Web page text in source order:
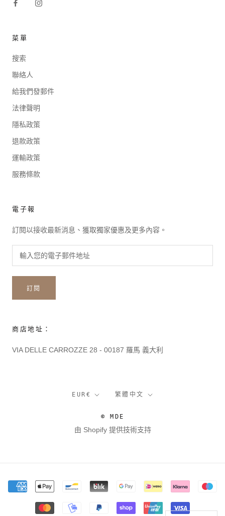
菜單
搜索
聯絡人
給我們發郵件
法律聲明
隱私政策
退款政策
運輸政策
服務條款
電子報
訂閱以接收最新消息、獲取獨家優惠及更多內容。
訂閱
商店地址：
VIA DELLE CARROZZE 28 - 00187 羅馬 義大利
貨
EUR€
語
繁體中文
© MDE
由 Shopify 提供技術支持